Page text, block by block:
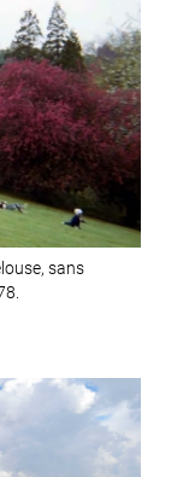
sans